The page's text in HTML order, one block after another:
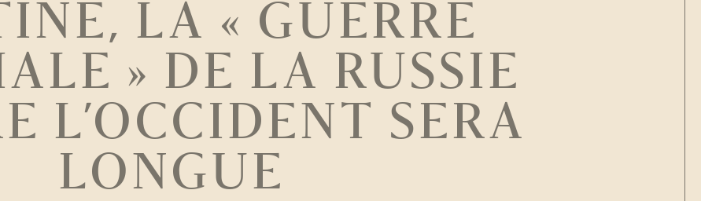
LA « GUERRE
» DE LA RUSSIE
L’OCCIDENT SERA
LONGUE